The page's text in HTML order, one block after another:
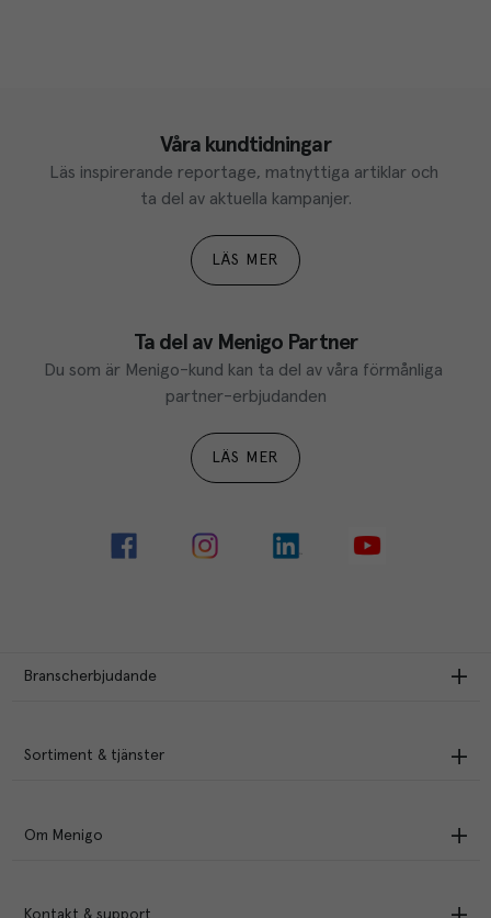
Våra kundtidningar
Läs inspirerande reportage, matnyttiga artiklar och
ta del av aktuella kampanjer.
LÄS MER
Ta del av Menigo Partner
Du som är Menigo-kund kan ta del av våra förmånliga
partner-erbjudanden
LÄS MER
Branscherbjudande
Sortiment & tjänster
Om Menigo
Kontakt & support